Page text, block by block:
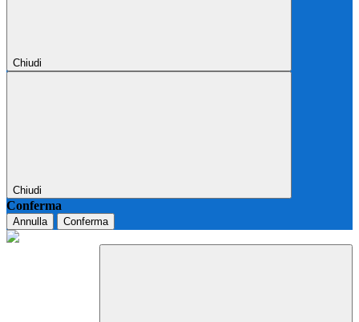
Chiudi
Chiudi
Conferma
Annulla Conferma